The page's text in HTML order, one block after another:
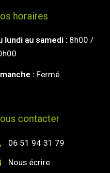
horaires
lundi au samedi : 8h00 /
: Fermé
contacter
06 51 94 31 79
Nous écrire